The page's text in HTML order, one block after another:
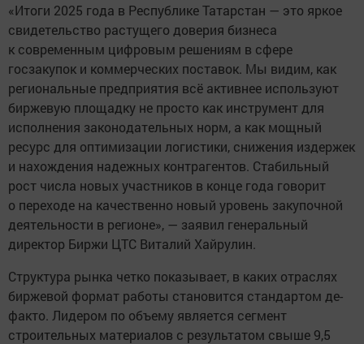
«Итоги 2025 года в Республике Татарстан — это яркое
свидетельство растущего доверия бизнеса
к современным цифровым решениям в сфере
госзакупок и коммерческих поставок. Мы видим, как
региональные предприятия всё активнее используют
биржевую площадку не просто как инструмент для
исполнения законодательных норм, а как мощный
ресурс для оптимизации логистики, снижения издержек
и нахождения надежных контрагентов. Стабильный
рост числа новых участников в конце года говорит
о переходе на качественно новый уровень закупочной
деятельности в регионе», — заявил генеральный
директор Биржи ЦТС Виталий Хайрулин.
Структура рынка четко показывает, в каких отраслях
биржевой формат работы становится стандартом де-
факто. Лидером по объему является сегмент
строительных материалов с результатом свыше 9,5